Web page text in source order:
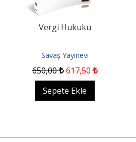
Vergi Hukuku
Savaş Yayınevi
650,00 617,50
Sepete Ekle